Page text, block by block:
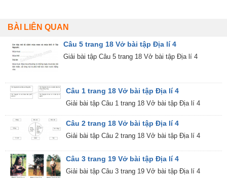
BÀI LIÊN QUAN
Câu 5 trang 18 Vở bài tập Địa lí 4
Giải bài tập Câu 5 trang 18 Vở bài tập Địa lí 4
Câu 1 trang 18 Vở bài tập Địa lí 4
Giải bài tập Câu 1 trang 18 Vở bài tập Địa lí 4
Câu 2 trang 18 Vở bài tập Địa lí 4
Giải bài tập Câu 2 trang 18 Vở bài tập Địa lí 4
Câu 3 trang 19 Vở bài tập Địa lí 4
Giải bài tập Câu 3 trang 19 Vở bài tập Địa lí 4